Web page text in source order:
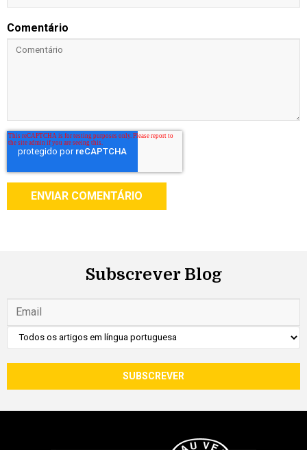
Comentário
Subscrever Blog